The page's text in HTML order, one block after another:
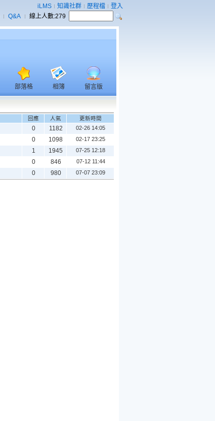
iLMS 知識社群 歷程檔
登入
Q&A 線上人數:279
部落格 相簿 留言版
回應 人氣 更新時間
0 1182 02-26 14:05
0 1098 02-17 23:25
1 1945 07-25 12:18
0 846 07-12 11:44
0 980 07-07 23:09